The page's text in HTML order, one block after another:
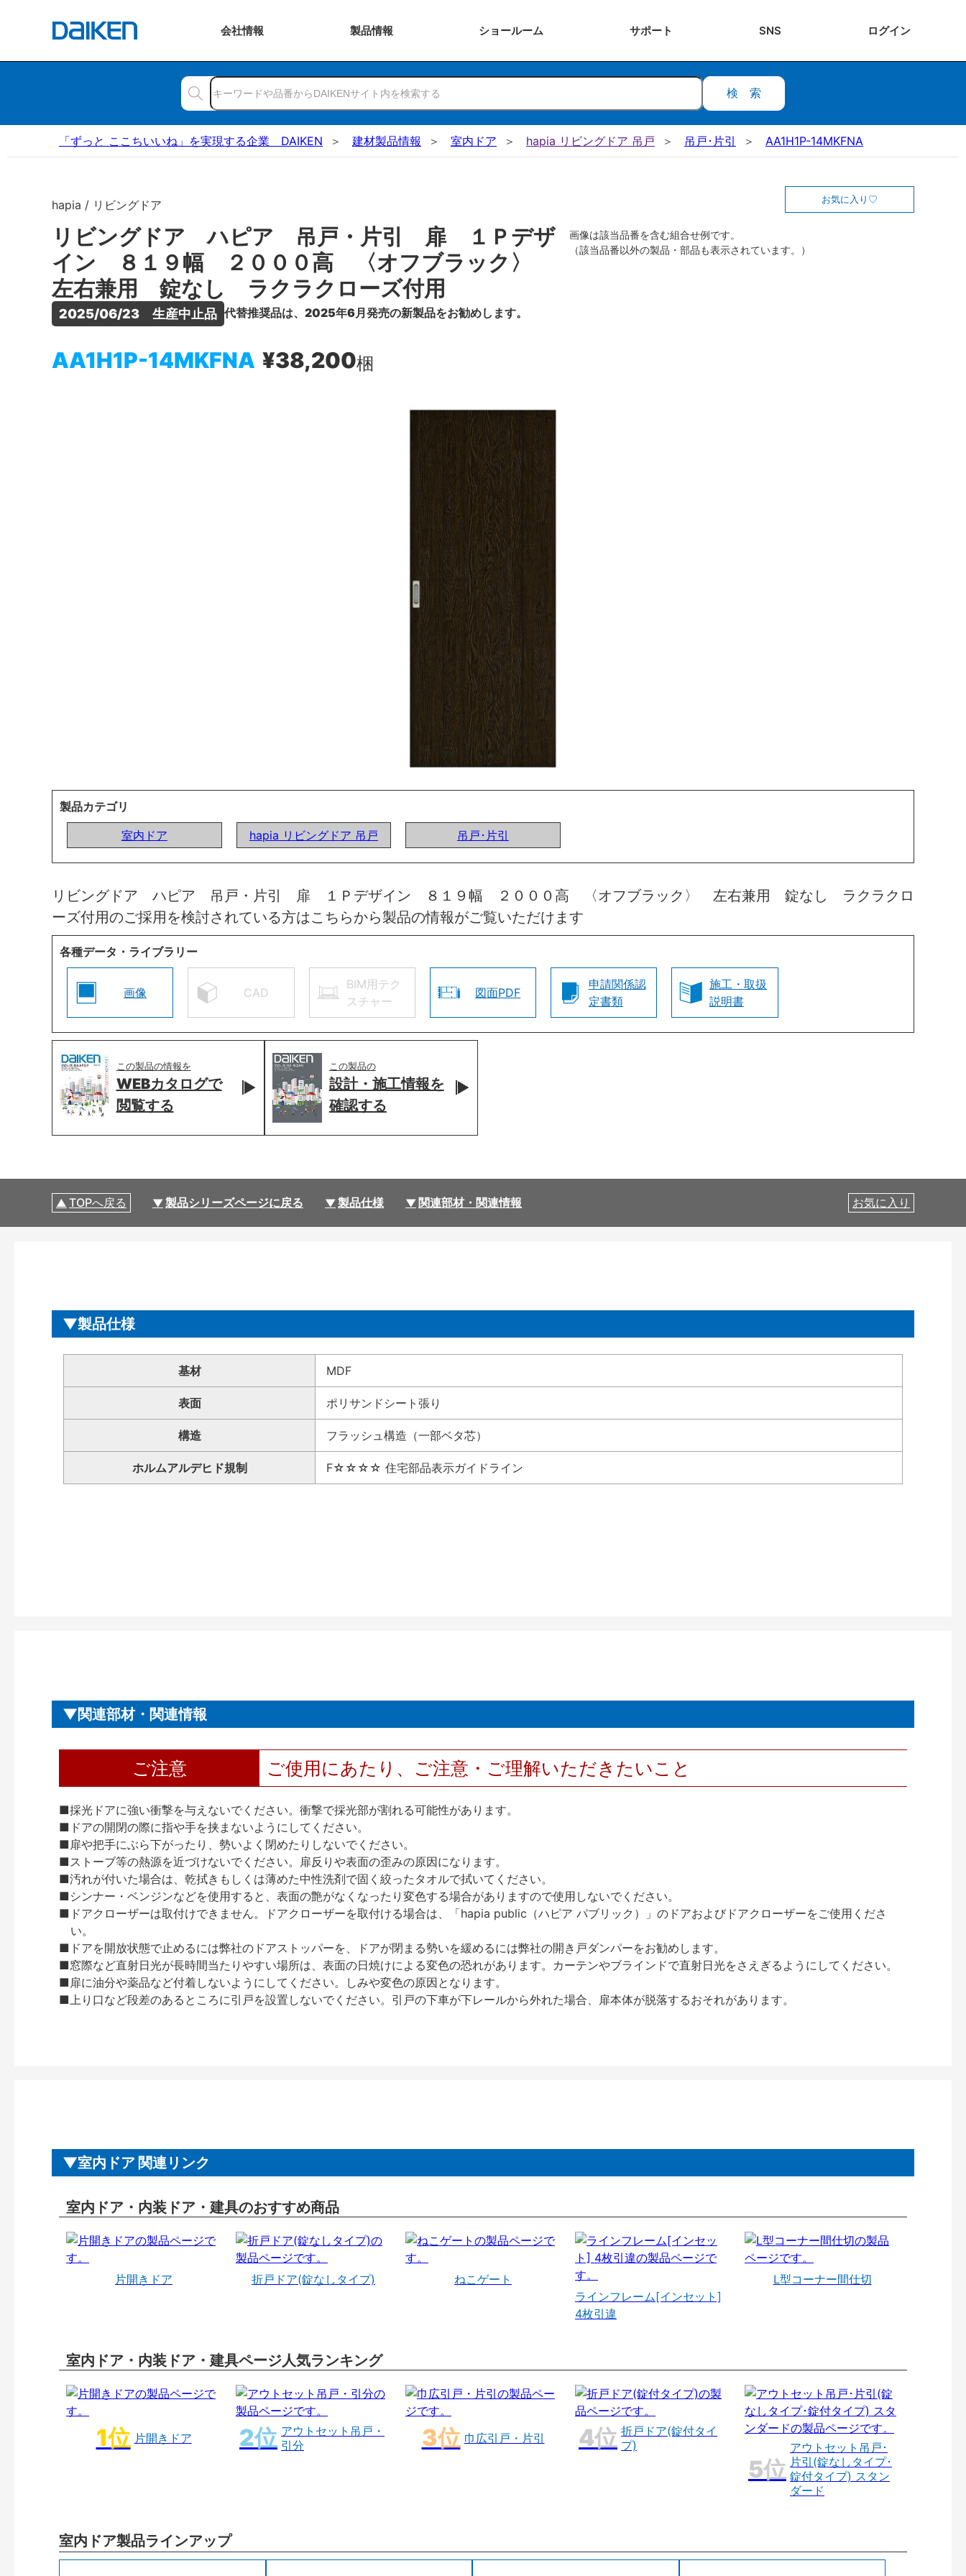
会社情報 製品情報 ショールーム サポート SNS ログイン
検索
「ずっと ここちいいね」を実現する企業 DAIKEN 建材製品情報 室内ドア hapia リビングドア 吊戸 吊戸･片引 AA1H1P-14MKFNA
hapia / リビングドア
リビングドア ハピア 吊戸・片引 扉 １Ｐデザ
イン ８１９幅 ２０００高 〈オフブラック〉
左右兼用 錠なし ラクラクローズ付用
2025/06/23　生産中止品 代替推奨品は、2025年6月発売の新製品をお勧めします。
AA1H1P-14MKFNA ¥38,200梱
お気に入り
画像は該当品番を含む組合せ例です。
（該当品番以外の製品・部品も表示されています。）
製品カテゴリ
室内ドア
hapia リビングドア 吊戸 吊戸･片引
リビングドア ハピア 吊戸・片引 扉 １Ｐデザイン ８１９幅 ２０００高 〈オフブラック〉 左右兼用 錠なし ラクラクロ
ーズ付用のご採用を検討されている方はこちらから製品の情報がご覧いただけます
各種データ・ライブラリー
画像 CAD
BIM用テク
スチャー
図面PDF
申請関係認
定書類
施工・取扱
説明書
この製品の情報を
WEBカタログで
閲覧する
この製品の
設計・施工情報を
確認する
TOPへ戻る 製品シリーズページに戻る 製品仕様 関連部材・関連情報 お気に入り
製品仕様
基材 MDF
表面 ポリサンドシート張り
構造 フラッシュ構造（一部ベタ芯）
ホルムアルデヒド規制 F☆☆☆☆ 住宅部品表示ガイドライン
関連部材・関連情報
ご注意 ご使用にあたり、ご注意・ご理解いただきたいこと
■採光ドアに強い衝撃を与えないでください。衝撃で採光部が割れる可能性があります。
■ドアの開閉の際に指や手を挟まないようにしてください。
■扉や把手にぶら下がったり、勢いよく閉めたりしないでください。
■ストーブ等の熱源を近づけないでください。扉反りや表面の歪みの原因になります。
■汚れが付いた場合は、乾拭きもしくは薄めた中性洗剤で固く絞ったタオルで拭いてください。
■シンナー・ベンジンなどを使用すると、表面の艶がなくなったり変色する場合がありますので使用しないでください。
■ドアクローザーは取付けできません。ドアクローザーを取付ける場合は、「hapia public（ハピア パブリック）」のドアおよびドアクローザーをご使用くださ
い。
■ドアを開放状態で止めるには弊社のドアストッパーを、ドアが閉まる勢いを緩めるには弊社の開き戸ダンパーをお勧めします。
■窓際など直射日光が長時間当たりやすい場所は、表面の日焼けによる変色の恐れがあります。カーテンやブラインドで直射日光をさえぎるようにしてください。
■扉に油分や薬品など付着しないようにしてください。しみや変色の原因となります。
■上り口など段差のあるところに引戸を設置しないでください。引戸の下車が下レールから外れた場合、扉本体が脱落するおそれがあります。
室内ドア 関連リンク
室内ドア・内装ドア・建具のおすすめ商品
片開きドア 折戸ドア(錠なしタイプ)
ねこゲート
ラインフレーム[インセット]
4枚引違
L型コーナー間仕切
室内ドア・内装ドア・建具ページ人気ランキング
片開きドア
アウトセット吊戸・
引分
巾広引戸・片引
折戸ドア(錠付タイ
プ)
アウトセット吊戸･
片引(錠なしタイプ･
錠付タイプ) スタン
ダード
室内ドア製品ラインアップ